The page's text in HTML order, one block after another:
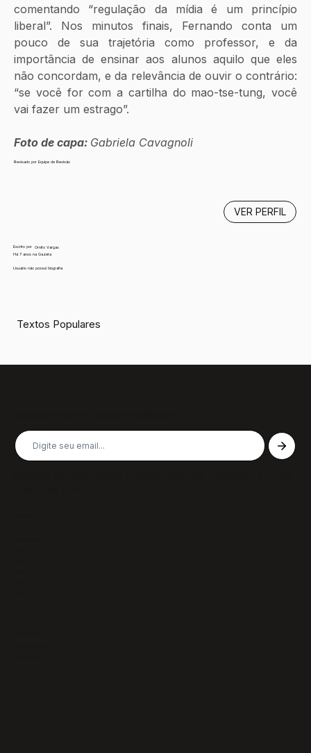
comentando “regulação da mídia é um princípio
liberal”. Nos minutos finais, Fernando conta um
pouco de sua trajetória como professor, e da
importância de ensinar aos alunos aquilo que eles
não concordam, e da relevância de ouvir o contrário:
“se você for com a cartilha do mao-tse-tung, você
vai fazer um estrago”.
Foto de capa: Gabriela Cavagnoli
Revisado por Equipe de Revisão
Escrito por
Ornito Vargas
Há 7 anos na Gazeta
Usuário não possui biografia
VER PERFIL
Textos Populares